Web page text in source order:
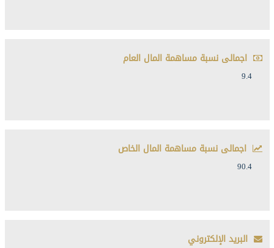
اجمالى نسبة مساهمة المال العام
9.4
اجمالى نسبة مساهمة المال الخاص
90.4
البريد الإلكتروني